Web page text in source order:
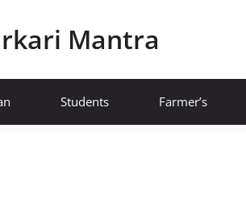
Mantra
Students Farmer’s